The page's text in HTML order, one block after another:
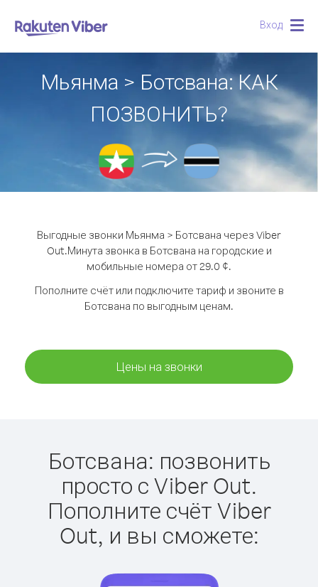
Вход
Мьянма > Ботсвана: КАК
ПОЗВОНИТЬ?
Выгодные звонки Мьянма > Ботсвана через Viber
Out.Минута звонка в Ботсвана на городские и
мобильные номера от 29.0 ¢.
Пополните счёт или подключите тариф и звоните в
Ботсвана по выгодным ценам.
Цены на звонки
Ботсвана: позвонить
просто с Viber Out.
Пополните счёт Viber
Out, и вы сможете: